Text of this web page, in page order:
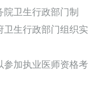
卫生行政部门制
卫生行政部门组织实
加执业医师资格考